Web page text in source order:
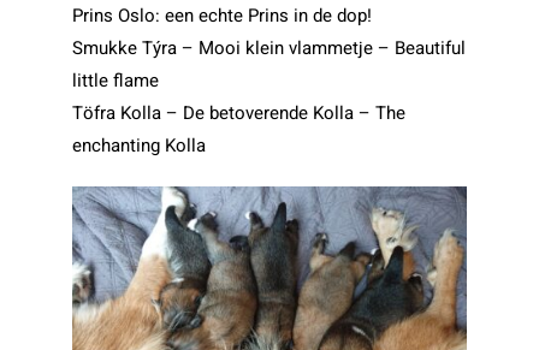
Prins Oslo: een echte Prins in de dop!
Smukke Týra – Mooi klein vlammetje – Beautiful
little flame
Töfra Kolla – De betoverende Kolla – The
enchanting Kolla